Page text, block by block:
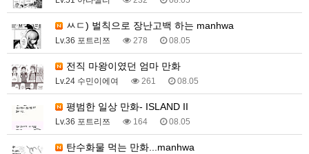
ㅆㄷ) 벌칙으로 장난고백 하는 manhwa
Lv.36 포트리쯔 278 08.05
전직 마왕이였던 엄마 만화
Lv.24 수민이에여 261 08.05
평범한 일상 만화- ISLAND II
Lv.36 포트리쯔 164 08.05
탄수화물 먹는 만화...manhwa